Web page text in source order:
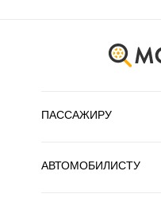
ПАССАЖИРУ
АВТОМОБИЛИСТУ